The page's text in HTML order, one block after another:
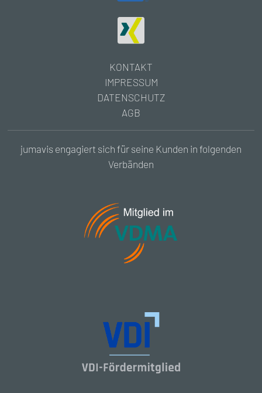
KONTAKT
IMPRESSUM
DATENSCHUTZ
AGB
jumavis engagiert sich für seine Kunden in folgenden
Verbänden